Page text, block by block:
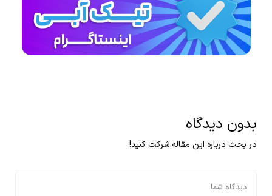
بدون دیدگاه
در بحث درباره این مقاله شرکت کنید!